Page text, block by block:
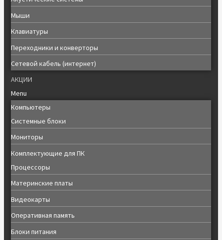
Мыши
Клавиатуры
Переходники и конверторы
Сетевой кабель (интернет)
АКЦИИ
Menu
Компьютеры
Системные блоки
Мониторы
Комплектующие для ПК
Процессоры
Материнские платы
Видеокарты
Оперативная память
Блоки питания